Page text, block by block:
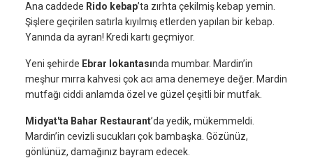
Ana caddede Rido kebap’ta zırhta çekilmiş kebap yemin.
Şişlere geçirilen satırla kıyılmış etlerden yapılan bir kebap.
Yanında da ayran! Kredi kartı geçmiyor.
Yeni şehirde Ebrar lokantasında mumbar. Mardin’in
meşhur mırra kahvesi çok acı ama denemeye değer. Mardin
mutfağı ciddi anlamda özel ve güzel çeşitli bir mutfak.
Midyat'ta Bahar Restaurant’da yedik, mükemmeldi.
Mardin’in cevizli sucukları çok bambaşka. Gözünüz,
gönlünüz, damağınız bayram edecek.